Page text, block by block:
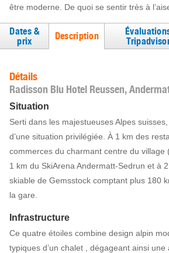
être moderne. De quoi se sentir très à
Dates &
prix
Description
Détails
Radisson Blu Hotel Reussen,
Situation
Serti dans les majestueuses Alpes
d’une situation privilégiée. À 1 km des
commerces du charmant centre du village
1 km du SkiArena Andermatt-Sedrun et à
skiable de Gemsstock comptant plus 180
la gare.
Infrastructure
Ce quatre étoiles combine design alpin
typiques d’un chalet , dégageant ainsi une